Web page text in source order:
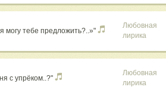
могу тебе предложить?..»"
Любовная
лирика
с упрёком..?"
Любовная
лирика